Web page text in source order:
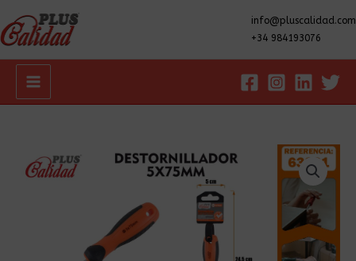
info@pluscalidad.com
+34 984193076
Main